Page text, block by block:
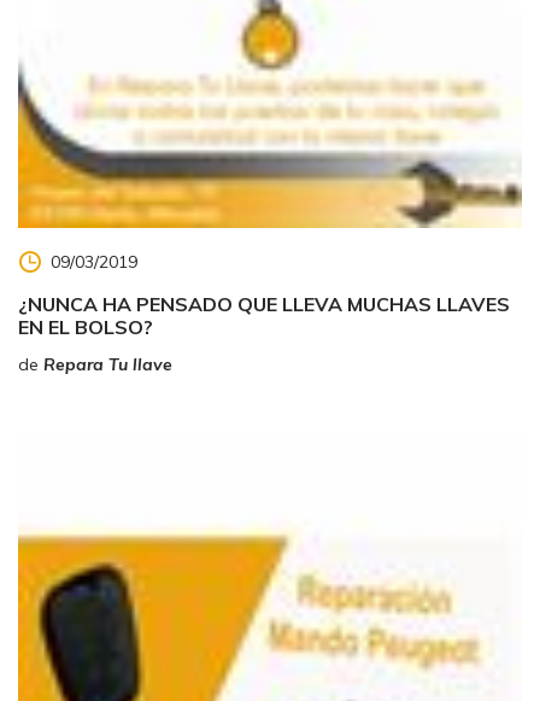
09/03/2019
¿NUNCA HA PENSADO QUE LLEVA MUCHAS LLAVES
EN EL BOLSO?
de Repara Tu llave